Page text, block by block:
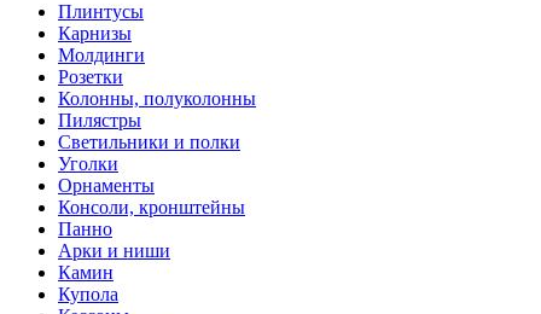
Плинтусы
Карнизы
Молдинги
Розетки
Колонны, полуколонны
Пилястры
Светильники и полки
Уголки
Орнаменты
Консоли, кронштейны
Панно
Арки и ниши
Камин
Купола